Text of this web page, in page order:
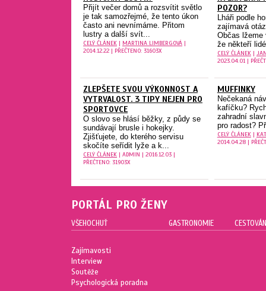
Přijít večer domů a rozsvítit světlo
je tak samozřejmé, že tento úkon
často ani nevnímáme. Přitom
lustry a další svít...
CELÝ ČLÁNEK | MARTINA LIMBERGOVÁ |
2014.12.22 | PŘEČTENO: 31603X
POZOR?
Lháři podle
zajímavá
Občas lžeme
že někteří
CELÝ ČLÁNEK|
2023.04.01 |
ZLEPŠETE SVOU VÝKONNOST A
VYTRVALOST. 3 TIPY NEJEN PRO
SPORTOVCE
O slovo se hlásí běžky, z půdy se
sundávají brusle i hokejky.
Zjišťujete, do kterého servisu
skočíte seřídit lyže a k...
CELÝ ČLÁNEK | ADMIN | 2016.12.03 |
PŘEČTENO: 31903X
MUFFINKY
Nečekaná
kafíčku?
zahradní
pro radost?
CELÝ ČLÁNEK|
2014.04.28 |
PORTÁL PRO ŽENY
VŠEHOCHUŤ
Zajímavosti
Interview
Soutěže
Psychologická poradna
GASTRONOMIE